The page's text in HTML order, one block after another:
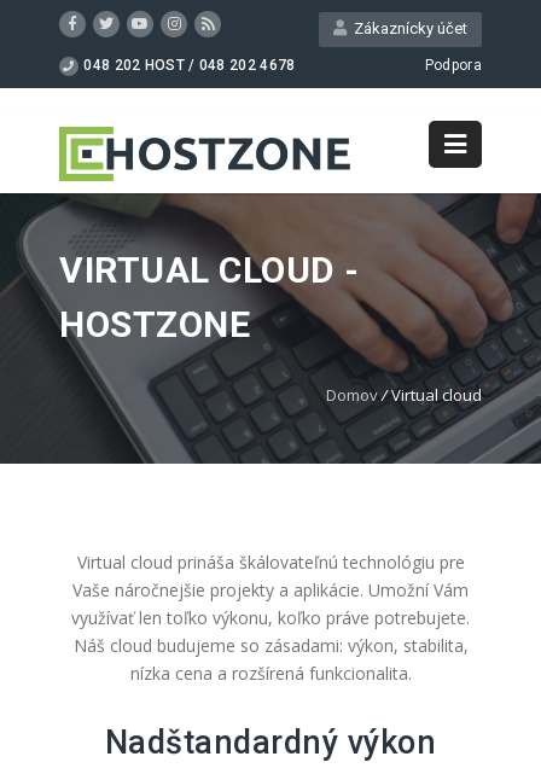
Zákaznícky účet
048 202 HOST / 048 202 4678 Podpora
VIRTUAL CLOUD -
HOSTZONE
Domov/Virtual cloud
Virtual cloud prináša škálovateľnú technológiu pre
Vaše náročnejšie projekty a aplikácie. Umožní Vám
využívať len toľko výkonu, koľko práve potrebujete.
Náš cloud budujeme so zásadami: výkon, stabilita,
nízka cena a rozšírená funkcionalita.
Nadštandardný výkon